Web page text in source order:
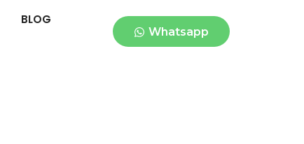
BLOG
Whatsapp